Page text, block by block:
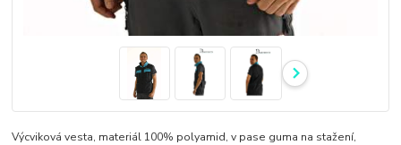
Výcviková vesta, materiál 100% polyamid, v pase guma na stažení,